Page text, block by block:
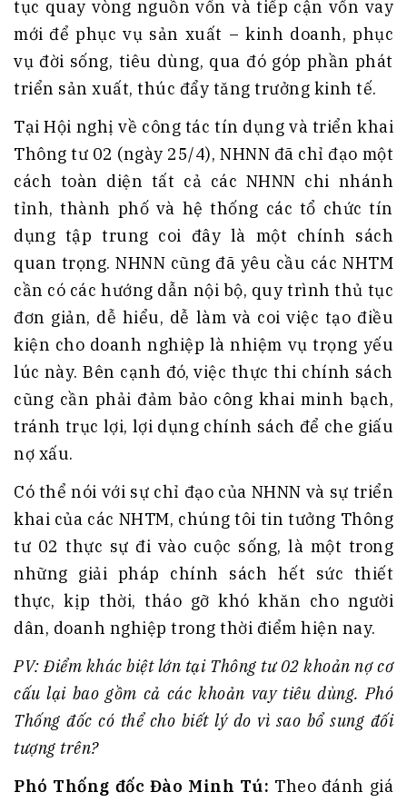
tục quay vòng nguồn vốn và tiếp cận vốn vay
mới để phục vụ sản xuất – kinh doanh, phục
vụ đời sống, tiêu dùng, qua đó góp phần phát
triển sản xuất, thúc đẩy tăng trưởng kinh tế.
Tại Hội nghị về công tác tín dụng và triển khai
Thông tư 02 (ngày 25/4), NHNN đã chỉ đạo một
cách toàn diện tất cả các NHNN chi nhánh
tỉnh, thành phố và hệ thống các tổ chức tín
dụng tập trung coi đây là một chính sách
quan trọng. NHNN cũng đã yêu cầu các NHTM
cần có các hướng dẫn nội bộ, quy trình thủ tục
đơn giản, dễ hiểu, dễ làm và coi việc tạo điều
kiện cho doanh nghiệp là nhiệm vụ trọng yếu
lúc này. Bên cạnh đó, việc thực thi chính sách
cũng cần phải đảm bảo công khai minh bạch,
tránh trục lợi, lợi dụng chính sách để che giấu
nợ xấu.
Có thể nói với sự chỉ đạo của NHNN và sự triển
khai của các NHTM, chúng tôi tin tưởng Thông
tư 02 thực sự đi vào cuộc sống, là một trong
những giải pháp chính sách hết sức thiết
thực, kịp thời, tháo gỡ khó khăn cho người
dân, doanh nghiệp trong thời điểm hiện nay.
PV: Điểm khác biệt lớn tại Thông tư 02 khoản nợ cơ
cấu lại bao gồm cả các khoản vay tiêu dùng. Phó
Thống đốc có thể cho biết lý do vì sao bổ sung đối
tượng trên?
Phó Thống đốc Đào Minh Tú: Theo đánh giá